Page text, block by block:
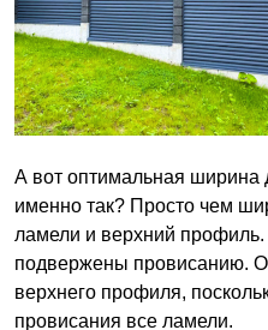
А вот оптимальная ширина
именно так? Просто чем
ламели и верхний профиль.
подвержены провисанию.
верхнего профиля,
провисания все ламели.